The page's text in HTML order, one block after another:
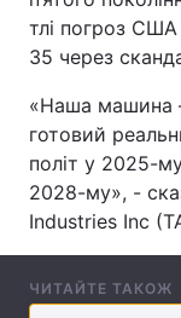
Спорт
Техно і зв'язок
Зброя
Здоров'я
Цікавинки
Екологія
тлі погроз
35 через
«Наша машина
готовий
політ у 2025-
2028-му», -
Industries Inc
ЧИТАЙТЕ ТАКОЖ